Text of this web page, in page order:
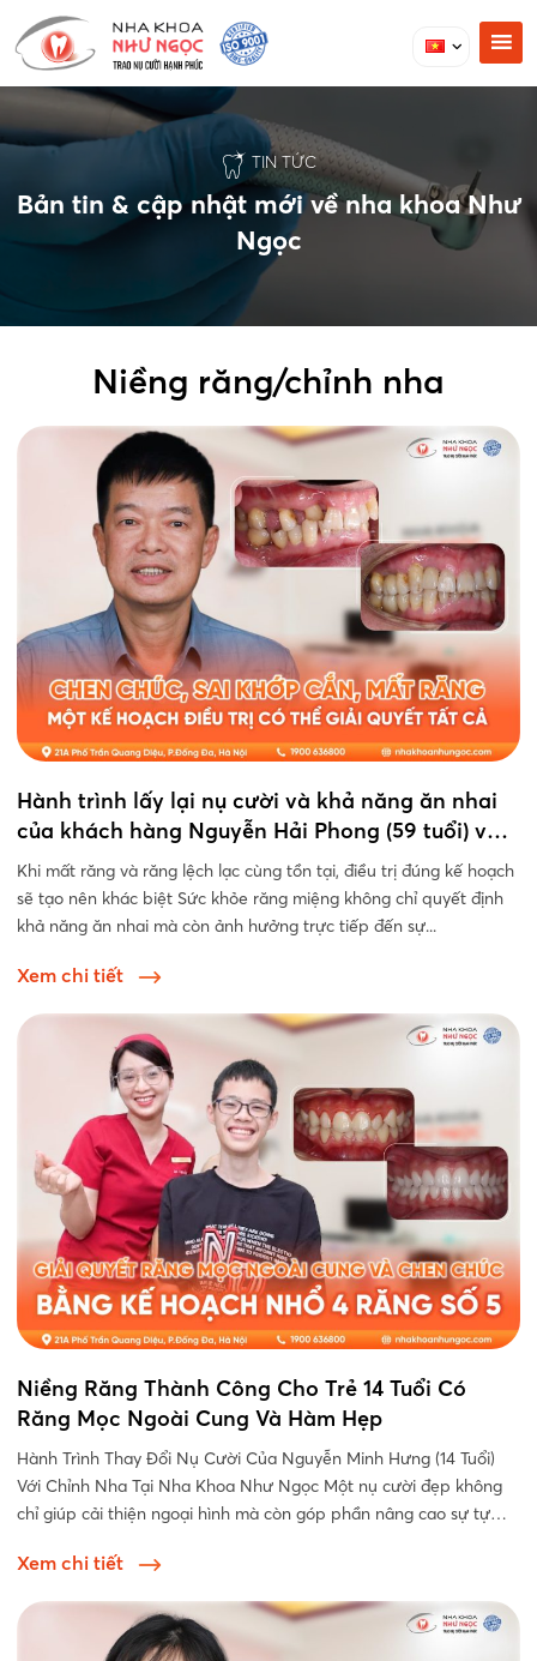
TIN TỨC
Bản tin & cập nhật mới về nha khoa Như
Ngọc
Niềng răng/chỉnh nha
Hành trình lấy lại nụ cười và khả năng ăn nhai
của khách hàng Nguyễn Hải Phong (59 tuổi) với
Implant kết hợp Invisalign tại Nha khoa Như
Ngọc
Khi mất răng và răng lệch lạc cùng tồn tại, điều trị đúng kế hoạch
sẽ tạo nên khác biệt Sức khỏe răng miệng không chỉ quyết định
khả năng ăn nhai mà còn ảnh hưởng trực tiếp đến sự...
Xem chi tiết
Niềng Răng Thành Công Cho Trẻ 14 Tuổi Có
Răng Mọc Ngoài Cung Và Hàm Hẹp
Hành Trình Thay Đổi Nụ Cười Của Nguyễn Minh Hưng (14 Tuổi)
Với Chỉnh Nha Tại Nha Khoa Như Ngọc Một nụ cười đẹp không
chỉ giúp cải thiện ngoại hình mà còn góp phần nâng cao sự tự
Xem chi tiết